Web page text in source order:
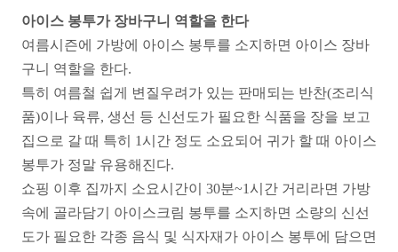
아이스 봉투가 장바구니 역할을 한다
여름시즌에 가방에 아이스 봉투를 소지하면 아이스 장바
구니 역할을 한다.
특히 여름철 쉽게 변질우려가 있는 판매되는 반찬(조리식
품)이나 육류, 생선 등 신선도가 필요한 식품을 장을 보고
집으로 갈 때 특히 1시간 정도 소요되어 귀가 할 때 아이스
봉투가 정말 유용해진다.
쇼핑 이후 집까지 소요시간이 30분~1시간 거리라면 가방
속에 골라담기 아이스크림 봉투를 소지하면 소량의 신선
도가 필요한 각종 음식 및 식자재가 아이스 봉투에 담으면